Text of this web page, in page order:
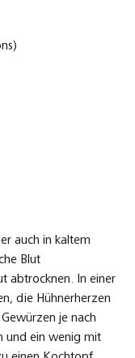
auch in kaltem
Blut
abtrocknen. In einer
die Hühnerherzen
je nach
und ein wenig mit